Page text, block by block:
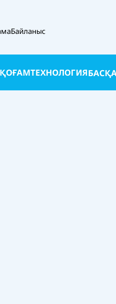
Байланыс
ҚОҒАМТЕХНОЛОГИЯ